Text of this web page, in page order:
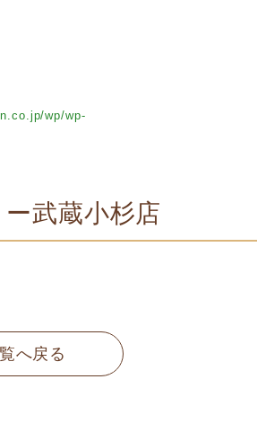
wp/wp-
武蔵小杉店
へ戻る